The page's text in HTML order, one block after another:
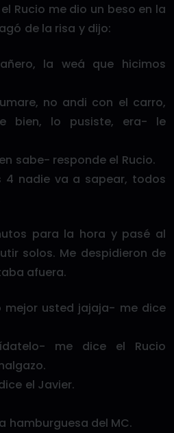
Rucio me dio un beso en la
de la risa y dijo:
la weá que hicimos
no andi con el carro,
bien, lo pusiste, era- le
sabe- responde el Rucio.
4 nadie va a sapear, todos
para la hora y pasé al
solos. Me despidieron de
afuera.
usted jajaja- me dice
me dice el Rucio
el Javier.
hamburguesa del MC.